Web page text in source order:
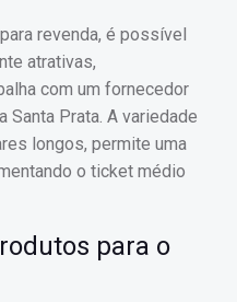
revenda, é possível
atrativas,
com um fornecedor
Santa Prata. A variedade
longos, permite uma
o ticket médio
para o